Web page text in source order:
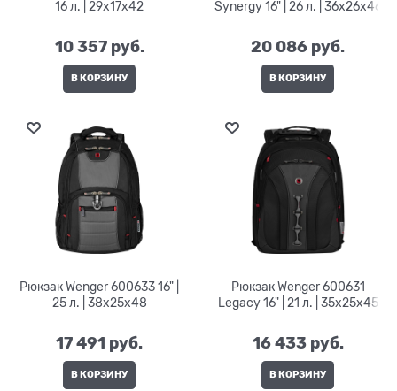
16 л. | 29x17x42
10 357 руб.
В КОРЗИНУ
Synergy 16" | 26 л. | 36х26x46
20 086 руб.
В КОРЗИНУ
Рюкзак Wenger 600633 16" |
25 л. | 38х25x48
17 491 руб.
В КОРЗИНУ
Рюкзак Wenger 600631
Legacy 16" | 21 л. | 35х25x45
16 433 руб.
В КОРЗИНУ